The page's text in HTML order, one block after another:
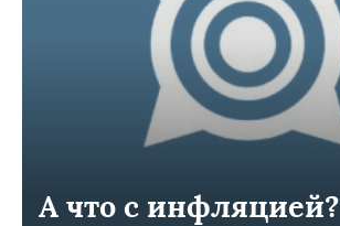
А что с инфляцией?